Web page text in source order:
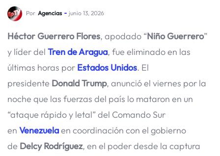
Por Agencias junio 13, 2026
Héctor Guerrero Flores, apodado “Niño Guerrero”
y líder del Tren de Aragua, fue eliminado en las
últimas horas por Estados Unidos. El
presidente Donald Trump, anunció el viernes por la
noche que las fuerzas del país lo mataron en un
“ataque rápido y letal” del Comando Sur
en Venezuelaen coordinación con el gobierno
de Delcy Rodríguez, en el poder desde la captura